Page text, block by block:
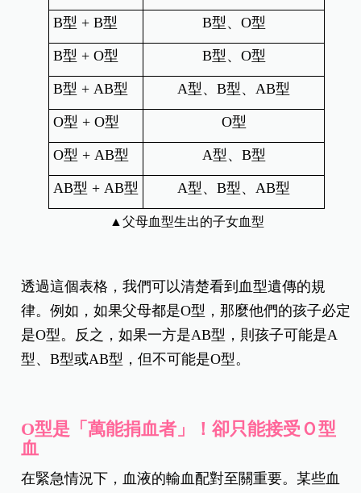
B型 + B型 B型、O型
B型 + O型 B型、O型
B型 + AB型 A型、B型、AB型
O型 + O型 O型
O型 + AB型 A型、B型
AB型 + AB型 A型、B型、AB型
▲父母血型生出的子女血型
透過這個表格，我們可以清楚看到血型遺傳的規
律。例如，如果父母都是O型，那麼他們的孩子必定
是O型。反之，如果一方是AB型，則孩子可能是A
型、B型或AB型，但不可能是O型。
O型是「萬能捐血者」！卻只能接受Ｏ型
血
在緊急情況下，血液的輸血配對至關重要。某些血